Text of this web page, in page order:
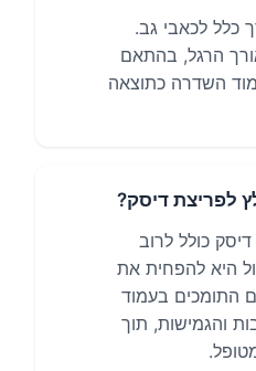
כלל לכאבי גב.
הרגל, בהתאם
השדרה כתוצאה
לפריצת דיסק?
כולל לרוב
היא להפחית את
התומכים בעמוד
והגמישות, תוך